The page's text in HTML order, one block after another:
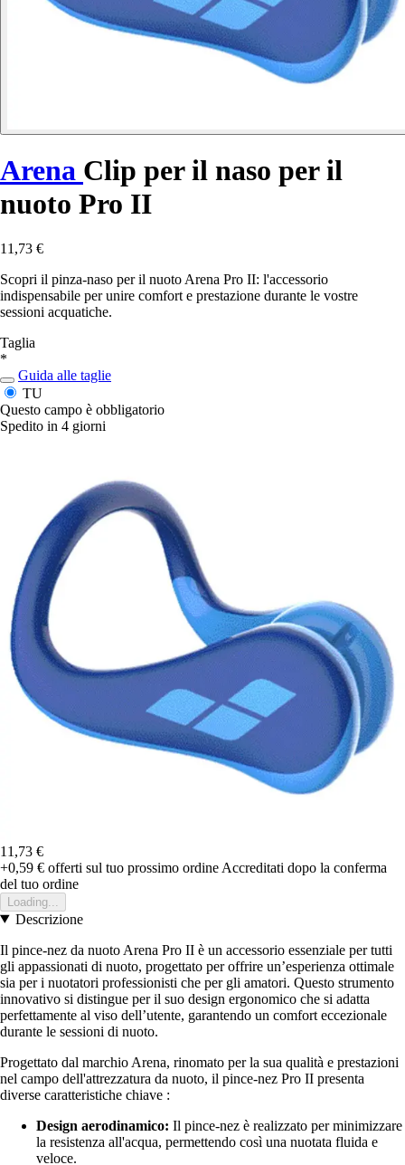
Arena Clip per il naso per il
nuoto Pro II
11,73 €
Scopri il pinza-naso per il nuoto Arena Pro II: l'accessorio
indispensabile per unire comfort e prestazione durante le vostre
sessioni acquatiche.
Taglia
*
Guida alle taglie
TU
Questo campo è obbligatorio
Spedito in 4 giorni
11,73 €
+0,59 € offerti sul tuo prossimo ordine Accreditati dopo la conferma
del tuo ordine
Loading...
Descrizione
Il pince-nez da nuoto Arena Pro II è un accessorio essenziale per tutti
gli appassionati di nuoto, progettato per offrire un’esperienza ottimale
sia per i nuotatori professionisti che per gli amatori. Questo strumento
innovativo si distingue per il suo design ergonomico che si adatta
perfettamente al viso dell’utente, garantendo un comfort eccezionale
durante le sessioni di nuoto.
Progettato dal marchio Arena, rinomato per la sua qualità e prestazioni
nel campo dell'attrezzatura da nuoto, il pince-nez Pro II presenta
diverse caratteristiche chiave :
Design aerodinamico: Il pince-nez è realizzato per minimizzare
la resistenza all'acqua, permettendo così una nuotata fluida e
veloce.